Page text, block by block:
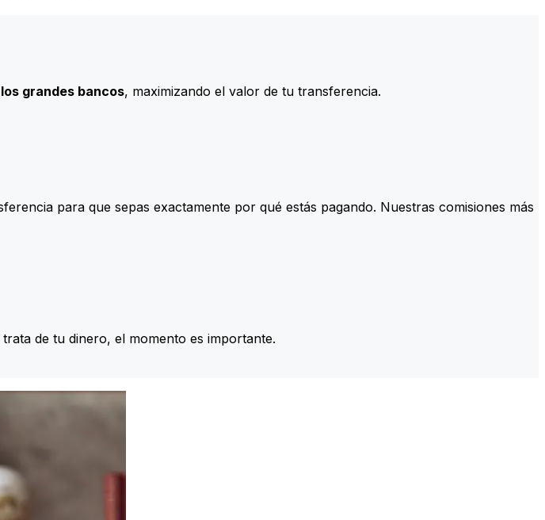
grandes bancos, maximizando el valor de tu transferencia.
para que sepas exactamente por qué estás pagando. Nuestras comisiones más
de tu dinero, el momento es importante.